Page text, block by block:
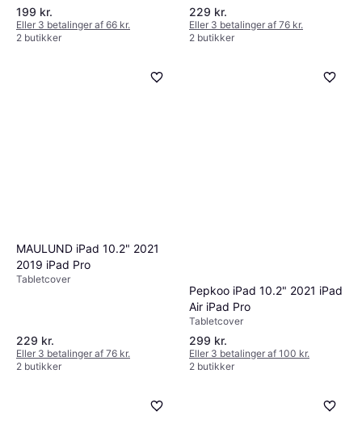
199 kr.
Eller 3 betalinger af 66 kr.
2 butikker
229 kr.
Eller 3 betalinger af 76 kr.
2 butikker
MAULUND iPad 10.2" 2021
2019 iPad Pro
Tabletcover
229 kr.
Eller 3 betalinger af 76 kr.
2 butikker
Pepkoo iPad 10.2" 2021 iPad
Air iPad Pro
Tabletcover
299 kr.
Eller 3 betalinger af 100 kr.
2 butikker